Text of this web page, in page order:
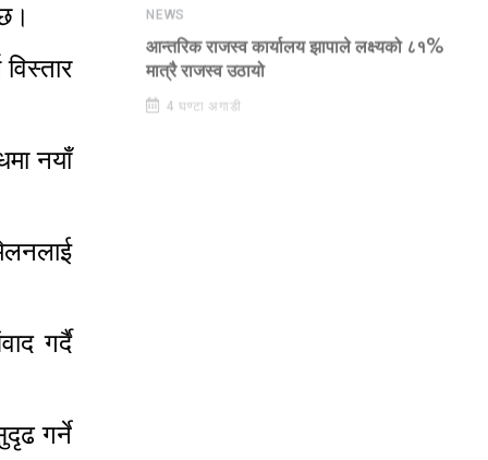
नयाँ
गर्दै
गर्ने
NEWS
आन्तरिक राजस्व कार्यालय झापाले लक्ष्यको ८१%
मात्रै राजस्व उठायो
4 घण्टा अगाडी